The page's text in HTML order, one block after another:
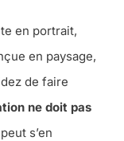
en portrait,
en paysage,
de faire
ne doit pas
s’en